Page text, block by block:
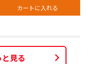
カートに入れる
見る